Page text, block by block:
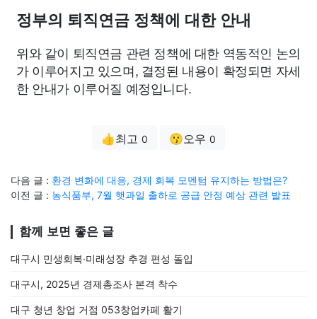
정부의 퇴직연금 정책에 대한 안내
위와 같이 퇴직연금 관련 정책에 대한 역동적인 논의
가 이루어지고 있으며, 결정된 내용이 확정되면 자세
한 안내가 이루어질 예정입니다.
👍최고 0 😗오우 0
다음 글 : 환경 변화에 대응, 경제 회복 모멘텀 유지하는 방법은?
이전 글 : 농식품부, 7월 햇과일 출하로 공급 안정 예상 관련 발표
함께 보면 좋은 글
대구시 민생회복·미래성장 추경 편성 돌입
대구시, 2025년 경제총조사 본격 착수
대구 청년 창업 거점 053창업카페 활기